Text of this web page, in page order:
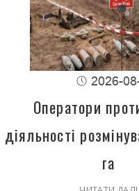
2026-
Оператори
діяльності
га